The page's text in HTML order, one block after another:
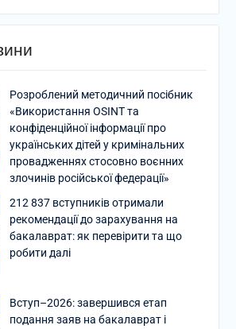
Розроблений методичний посібник
«Використання OSINT та
конфіденційної інформації про
українських дітей у кримінальних
провадженнях стосовно воєнних
злочинів російської федерації»
212 837 вступників отримали
рекомендації до зарахування на
бакалаврат: як перевірити та що
робити далі
Вступ–2026: завершився етап
подання заяв на бакалаврат і